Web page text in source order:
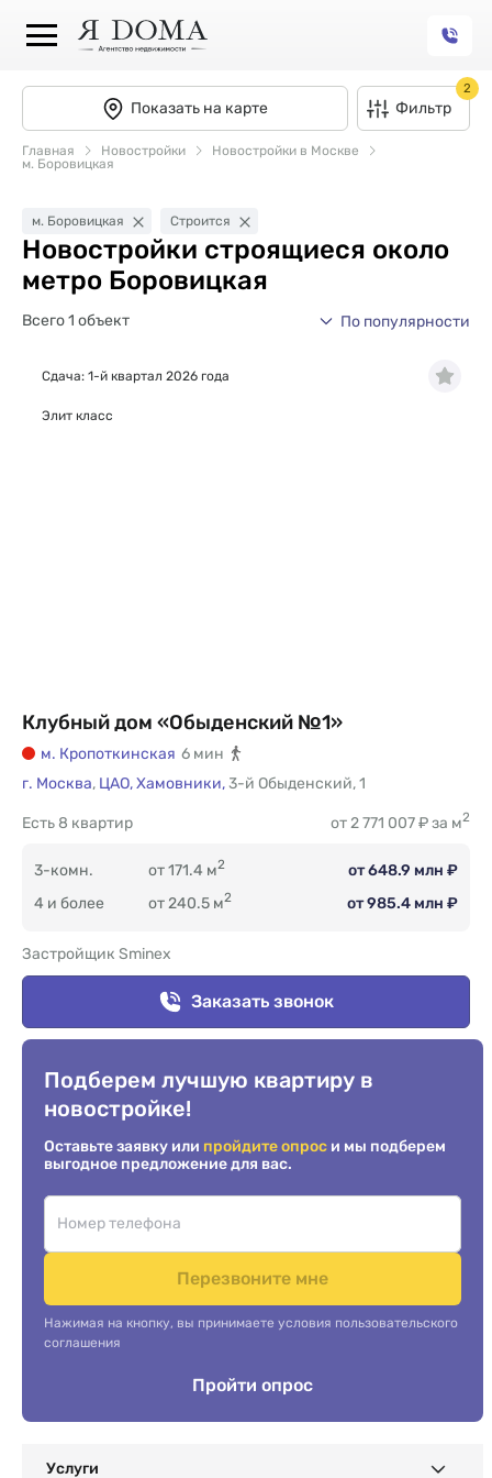
Показать на карте Фильтр
2
Главная Новостройки
Новостройки в Москве
м. Боровицкая
м. Боровицкая Строится
Новостройки строящиеся около
метро Боровицкая
Всего 1 объект По популярности
Клубный дом «Обыденский №1»
м. Кропоткинская 6 мин
г. Москва, ЦАО,Хамовники,3-й Обыденский,1
8 квартир
Есть от 2 771 007 ₽ за м2
3-комн. от 171.4 м2
от 648.9 млн ₽
4 и более
от 240.5 м2 от 985.4 млн ₽
Застройщик Sminex
Заказать звонок
Сдача: 1-й квартал 2026 года
Элит класс
Подберем лучшую квартиру в
новостройке!
Оставьте заявку или пройдите опрос и мы подберем
выгодное предложение для вас.
Перезвоните мне
Нажимая на кнопку, вы принимаете условия пользовательского
соглашения
Пройти опрос
Услуги